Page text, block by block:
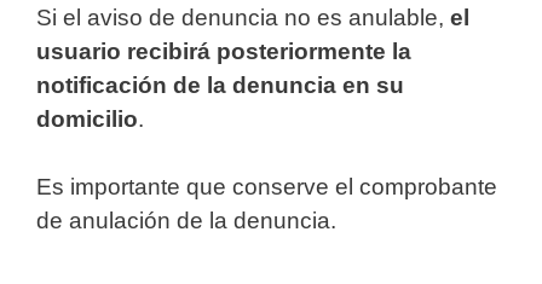
Si el aviso de denuncia no es anulable, el
usuario recibirá posteriormente la
notificación de la denuncia en su
domicilio.
Es importante que conserve el comprobante
de anulación de la denuncia.